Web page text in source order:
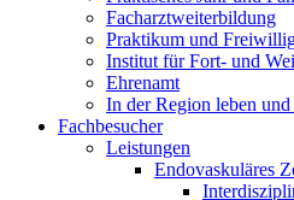
Facharztweiterbildung
Praktikum und
Institut für Fort- und
Ehrenamt
In der Region leben und
Fachbesucher
Leistungen
Endovaskuläres